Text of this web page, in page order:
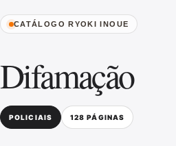
CATÁLOGO RYOKI INOUE
Difamação
POLICIAIS 128 PÁGINAS